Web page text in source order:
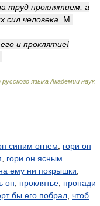
труд проклятием, а
человека.
М.
и проклятие!
языка Академии наук
синим огнем
гори он
гори он ясным
ему ни покрышки
он проклятье пропади
бы его побрал чтоб